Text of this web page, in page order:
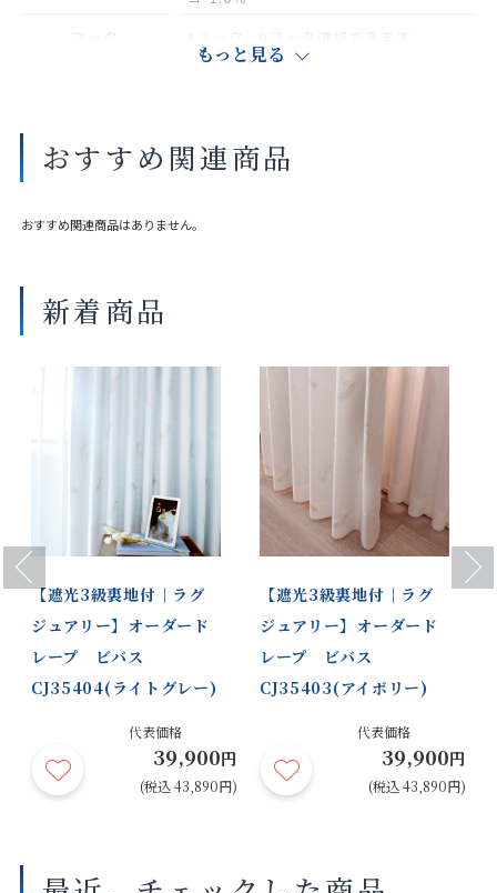
サイズや縫製仕様によって価格が異なります。
実際の色や素材感は店舗にてご覧いただけます。
もっと見る
おすすめ関連商品
おすすめ関連商品はありません。
新着商品
Previous
【遮光3級裏地付｜ラグ
ジュアリー】オーダード
レープ ビバス
CJ35404(ライトグレー)
代表価格
39,900円
(税込 43,890円)
【遮光3級裏地付｜ラグ
ジュアリー】オーダード
レープ ビバス
CJ35403(アイボリー)
代表価格
39,900円
(税込 43,890円)
Next